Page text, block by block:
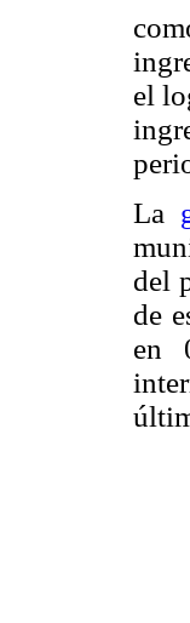
el
La
del
de
en